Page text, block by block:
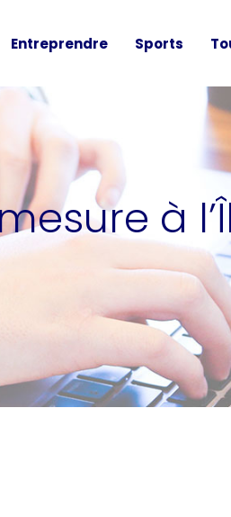
Entreprendre Sports
à